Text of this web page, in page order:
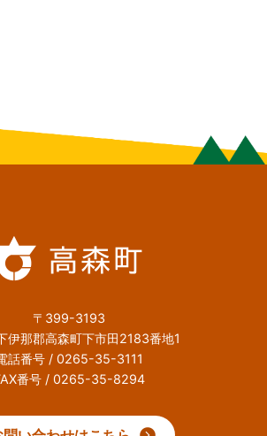
〒399-3193
伊那郡高森町下市田2183番地1
話番号 / 0265-35-3111
番号 / 0265-35-8294